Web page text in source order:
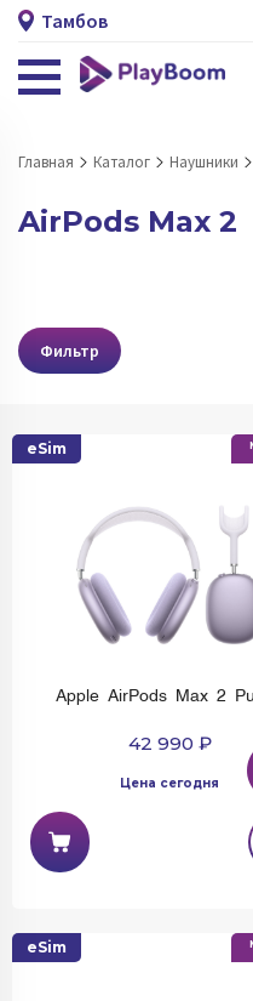
Тамбов
Главная Каталог Наушники
AirPods Max 2
Фильтр
eSim
Apple AirPods Max 2
42 990 ₽
Цена сегодня
eSim